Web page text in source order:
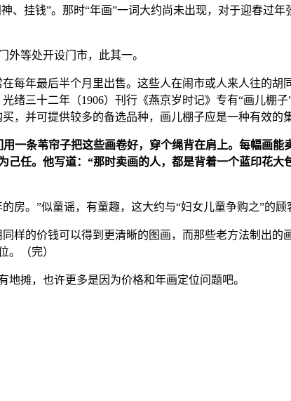
、挂钱”。那时“年画”一词大约尚未出现，对于迎春过
等处开设门市，此其一。
每年最后半个月里出售。这些人在闹市或人来人往的胡
三十二年（1906）刊行《燕京岁时记》专有“画儿棚子
，并可提供较多的备选品种，画儿棚子应是一种有效的
一条苇帘子把这些画卷好，穿个绳背在肩上。每幅画能
任。他写道：“那时卖画的人，都是背着一个蓝印花大
。”似童谣，有童趣，这大约与“妇女儿童争购之”的顾
样的价钱可以得到更清晰的图画，而那些老方法制出的
。（完）
摊，也许更多是因为价格和年画定位问题吧。